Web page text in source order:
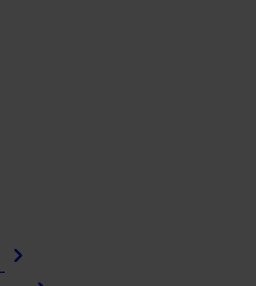
chevron_right